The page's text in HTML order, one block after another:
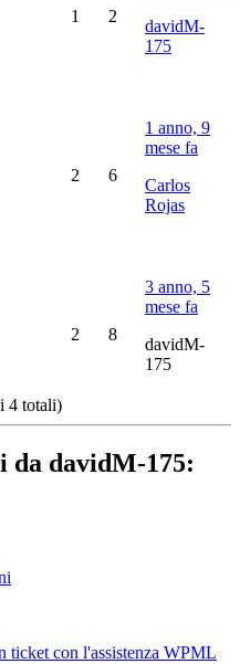
1 2
davidM-
175
2 6
1 anno, 9
mese fa
Carlos
Rojas
2 8
3 anno, 5
mese fa
davidM-
175
4 totali)
davidM-175:
ticket con l'assistenza WPML